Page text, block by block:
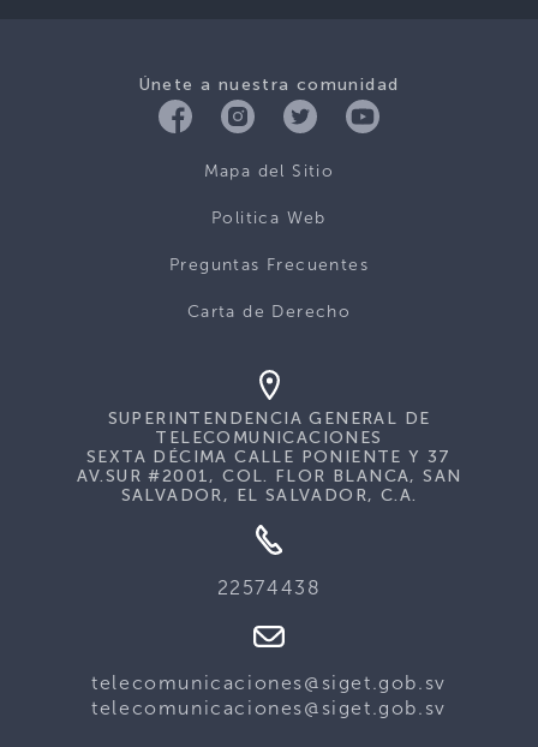
Únete a nuestra comunidad
Mapa del Sitio
Politica Web
Preguntas Frecuentes
Carta de Derecho
SUPERINTENDENCIA GENERAL DE
TELECOMUNICACIONES
SEXTA DÉCIMA CALLE PONIENTE Y 37
AV.SUR #2001, COL. FLOR BLANCA, SAN
SALVADOR, EL SALVADOR, C.A.
22574438
telecomunicaciones@siget.gob.sv
telecomunicaciones@siget.gob.sv